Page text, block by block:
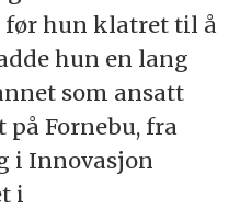
før hun klatret til å
hun en lang
som ansatt
Fornebu, fra
i Innovasjon
i